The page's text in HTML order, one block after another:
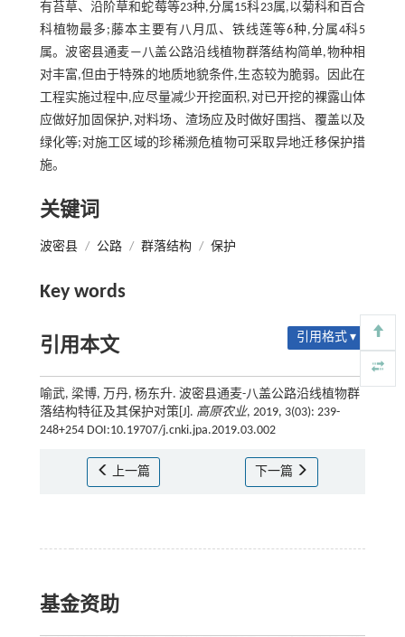
有苔草、沿阶草和蛇莓等23种,分属15科23属,以菊科和百合
科植物最多;藤本主要有八月瓜、铁线莲等6种,分属4科5
属。波密县通麦—八盖公路沿线植物群落结构简单,物种相
对丰富,但由于特殊的地质地貌条件,生态较为脆弱。因此在
工程实施过程中,应尽量减少开挖面积,对已开挖的裸露山体
应做好加固保护,对料场、渣场应及时做好围挡、覆盖以及
绿化等;对施工区域的珍稀濒危植物可采取异地迁移保护措
施。
关键词
波密县 / 公路 / 群落结构 / 保护
Key words
引用本文 引用格式 ▾
喻武, 梁博, 万丹, 杨东升. 波密县通麦-八盖公路沿线植物群
落结构特征及其保护对策[J]. 高原农业, 2019, 3(03): 239-
248+254 DOI:10.19707/j.cnki.jpa.2019.03.002
上一篇 下一篇
基金资助